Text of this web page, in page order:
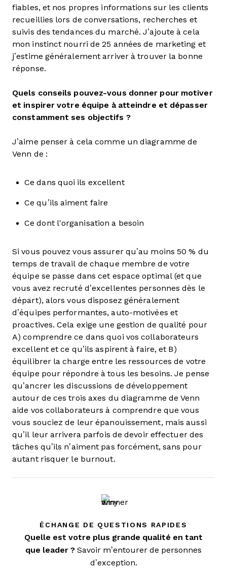
fiables, et nos propres informations sur les clients
recueillies lors de conversations, recherches et
suivis des tendances du marché. J’ajoute à cela
mon instinct nourri de 25 années de marketing et
j’estime généralement arriver à trouver la bonne
réponse.
Quels conseils pouvez-vous donner pour motiver
et inspirer votre équipe à atteindre et dépasser
constamment ses objectifs ?
J’aime penser à cela comme un diagramme de
Venn de :
Ce dans quoi ils excellent
Ce qu’ils aiment faire
Ce dont l'organisation a besoin
Si vous pouvez vous assurer qu’au moins 50 % du
temps de travail de chaque membre de votre
équipe se passe dans cet espace optimal (et que
vous avez recruté d’excellentes personnes dès le
départ), alors vous disposez généralement
d’équipes performantes, auto-motivées et
proactives. Cela exige une gestion de qualité pour
A) comprendre ce dans quoi vos collaborateurs
excellent et ce qu’ils aspirent à faire, et B)
équilibrer la charge entre les ressources de votre
équipe pour répondre à tous les besoins. Je pense
qu’ancrer les discussions de développement
autour de ces trois axes du diagramme de Venn
aide vos collaborateurs à comprendre que vous
vous souciez de leur épanouissement, mais aussi
qu’il leur arrivera parfois de devoir effectuer des
tâches qu’ils n’aiment pas forcément, sans pour
autant risquer le burnout.
ÉCHANGE DE QUESTIONS RAPIDES
Quelle est votre plus grande qualité en tant
que leader ? Savoir m’entourer de personnes
d’exception.